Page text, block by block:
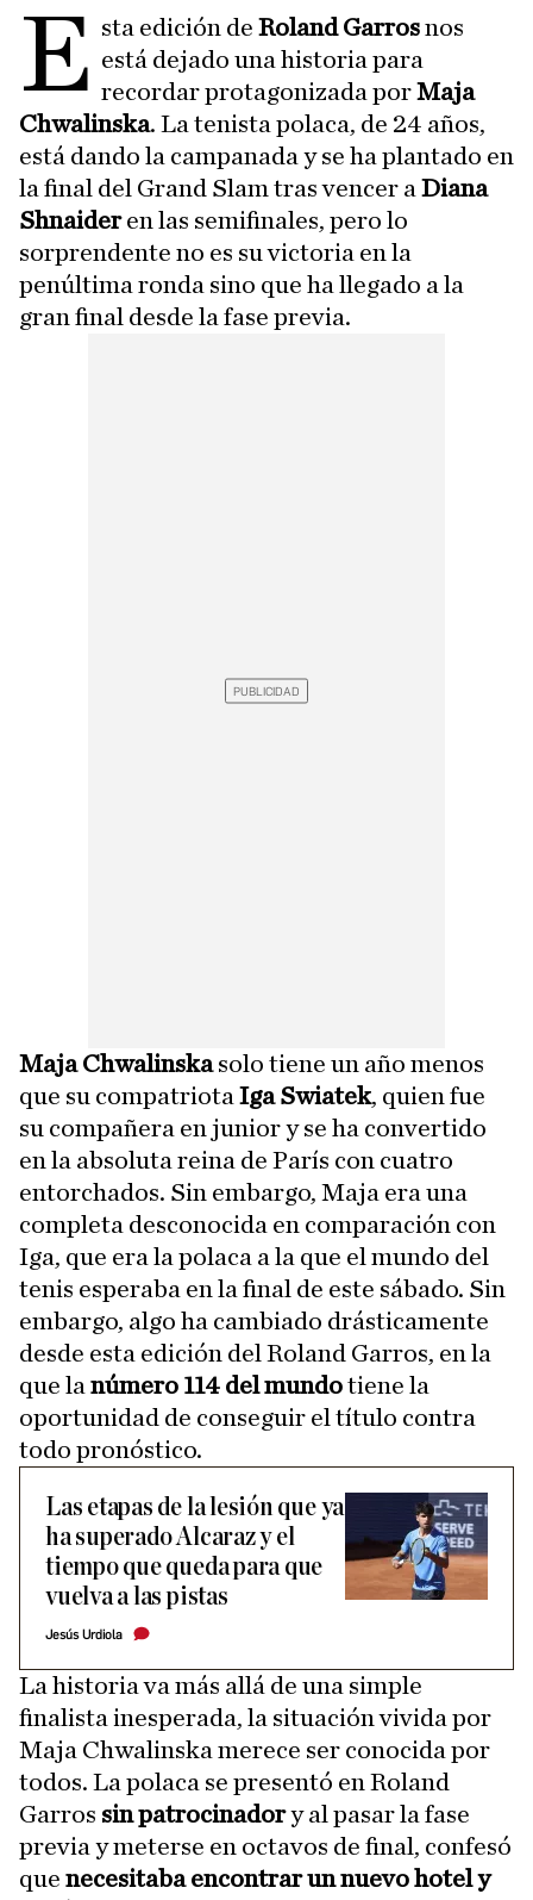
E sta edición deRoland Garrosnos
está dejado una historia para
recordar protagonizada porMaja
Chwalinska. La tenista polaca, de 24 años,
está dando la campanada y se ha plantado en
la final del Grand Slam tras vencer a Diana
Shnaideren las semifinales, pero lo
sorprendente no es su victoria en la
penúltima ronda sino que ha llegado a la
gran final desde la fase previa.
Maja Chwalinskasolo tiene un año menos
que su compatriota Iga Swiatek, quien fue
su compañera en junior y se ha convertido
en la absoluta reina de París con cuatro
entorchados. Sin embargo, Maja era una
completa desconocida en comparación con
Iga, que era la polaca a la que el mundo del
tenis esperaba en la final de este sábado. Sin
embargo, algo ha cambiado drásticamente
desde esta edición del Roland Garros, en la
que la número 114 del mundotiene la
oportunidad de conseguir el título contra
todo pronóstico.
Las etapas de la lesión que ya
ha superado Alcaraz y el
tiempo que queda para que
vuelva a las pistas
Jesús Urdiola
La historia va más allá de una simple
finalista inesperada, la situación vivida por
Maja Chwalinska merece ser conocida por
todos. La polaca se presentó en Roland
Garros sin patrocinadory al pasar la fase
previa y meterse en octavos de final, confesó
que necesitaba encontrar un nuevo hotel y